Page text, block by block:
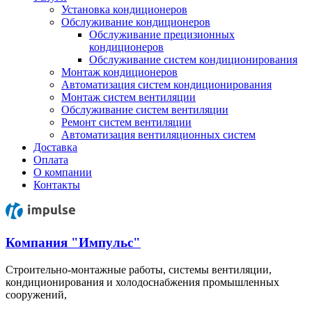
Установка кондиционеров
Обслуживание кондиционеров
Обслуживание прецизионных
кондиционеров
Обслуживание систем кондиционирования
Монтаж кондиционеров
Автоматизация систем кондиционирования
Монтаж систем вентиляции
Обслуживание систем вентиляции
Ремонт систем вентиляции
Автоматизация вентиляционных систем
Доставка
Оплата
О компании
Контакты
Компания "Импульс"
Строительно-монтажные работы, системы вентиляции,
кондиционирования и холодоснабжения промышленных
сооружений,